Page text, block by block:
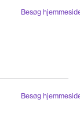
Besøg
Besøg